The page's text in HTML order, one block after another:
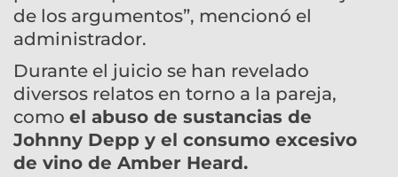
de los argumentos”, mencionó el
administrador.
Durante el juicio se han revelado
diversos relatos en torno a la pareja,
como el abuso de sustancias de
Johnny Depp y el consumo excesivo
de vino de Amber Heard.